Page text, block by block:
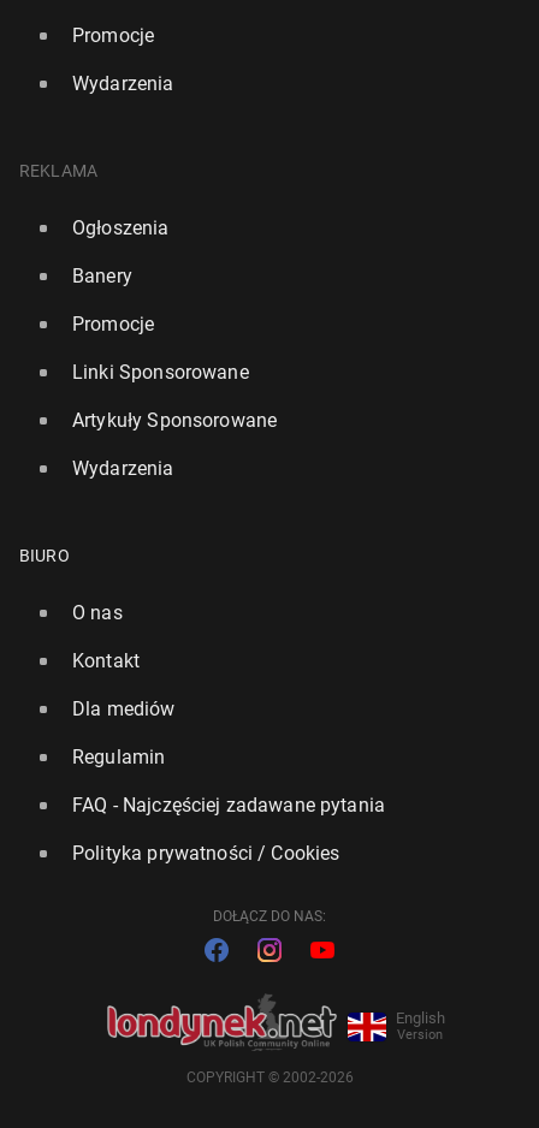
Promocje
Wydarzenia
REKLAMA
Ogłoszenia
Banery
Promocje
Linki Sponsorowane
Artykuły Sponsorowane
Wydarzenia
BIURO
O nas
Kontakt
Dla mediów
Regulamin
FAQ - Najczęściej zadawane pytania
Polityka prywatności / Cookies
DOŁĄCZ DO NAS:
English
Version
COPYRIGHT © 2002-2026